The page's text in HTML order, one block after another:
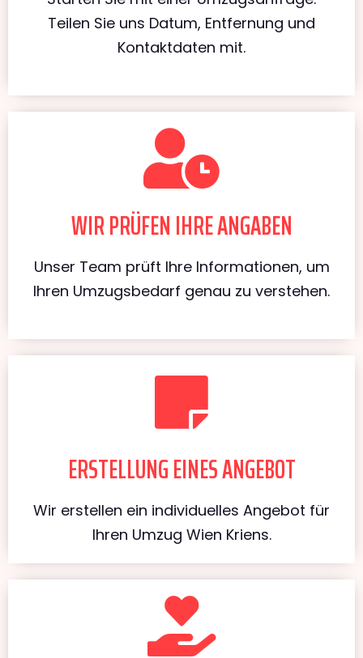
Teilen Sie uns Datum, Entfernung und
Kontaktdaten mit.
WIR PRÜFEN IHRE ANGABEN
Unser Team prüft Ihre Informationen, um
Ihren Umzugsbedarf genau zu verstehen.
ERSTELLUNG EINES ANGEBOT
Wir erstellen ein individuelles Angebot für
Ihren Umzug Wien Kriens.